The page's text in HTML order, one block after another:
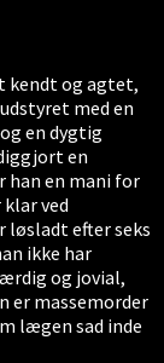
kendt og agtet,
med en
en dygtig
en
han en mani for
ved
efter seks
ikke har
og jovial,
er massemorder
lægen sad inde